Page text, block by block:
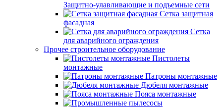
Защитно-улавливающие и подъемные сети
Сетка защитная
фасадная
Сетка
для аварийного ограждения
Прочее строительное оборудование
Пистолеты
монтажные
Патроны монтажные
Дюбеля монтажные
Пояса монтажные